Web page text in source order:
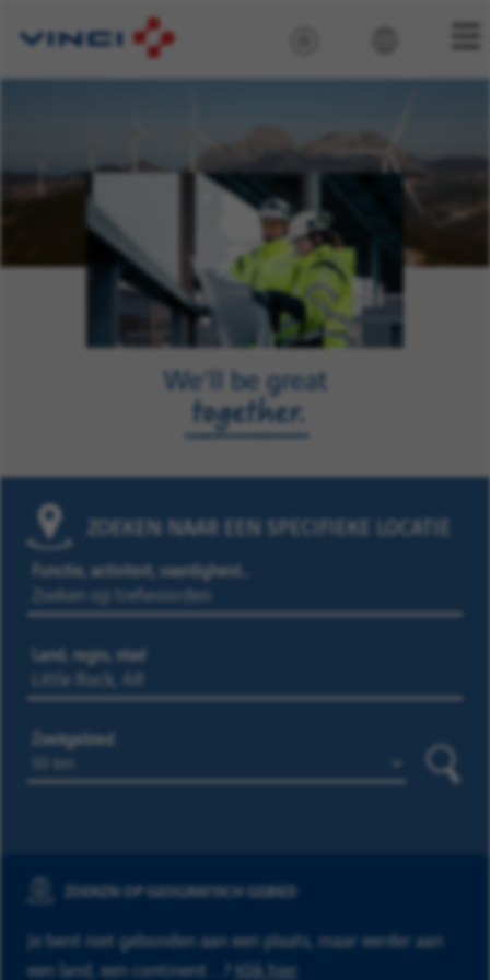
ZOEKEN NAAR EEN SPECIFIEKE LOCATIE
Functie, activiteit, vaardigheid…
Land, regio, stad
Zoekgebied
ZOEKEN OP GEOGRAFISCH GEBIED
Je bent niet gebonden aan een plaats, maar eerder aan
een land, een continent ...? Klik hier